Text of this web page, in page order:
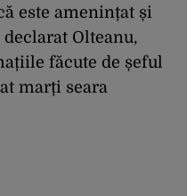
este amenințat și
Olteanu,
făcute de șeful
marți seara